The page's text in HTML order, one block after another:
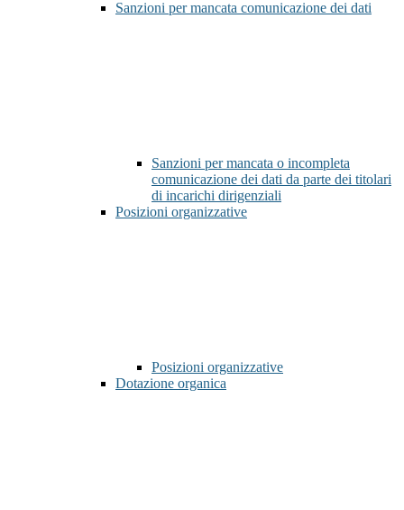
Sanzioni per mancata comunicazione dei dati
Sanzioni per mancata o incompleta
comunicazione dei dati da parte dei titolari
di incarichi dirigenziali
Posizioni organizzative
Posizioni organizzative
Dotazione organica